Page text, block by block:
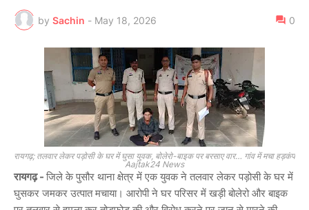
by Sachin - May 18, 2026 0
रायगढ़; तलवार लेकर पड़ोसी के घर में घुसा युवक, बोलेरो-बाइक पर बरसाए वार… गांव में मचा हड़कंप
Aajtak24 News
रायगढ़ - जिले के पुसौर थाना क्षेत्र में एक युवक ने तलवार लेकर पड़ोसी के घर में
घुसकर जमकर उत्पात मचाया। आरोपी ने घर परिसर में खड़ी बोलेरो और बाइक